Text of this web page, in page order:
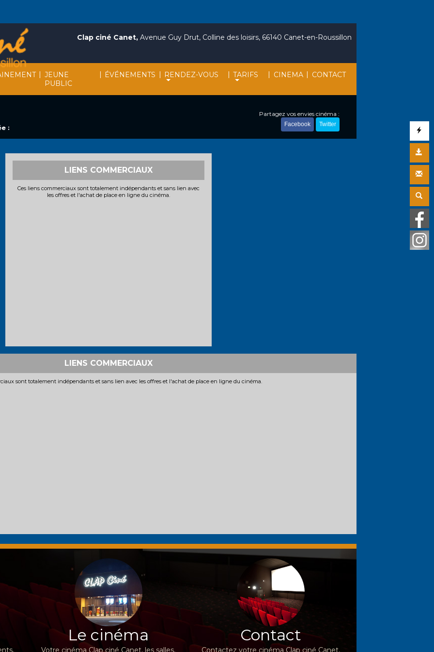
| JEUNE
PUBLIC
| ÉVÉNEMENTS | RENDEZ-VOUS | TARIFS | CINEMA | CONTACT
Clap ciné Canet, Avenue Guy Drut, Colline des loisirs, 66140 Canet-en-Roussillon
:
Partagez vos envies cinéma :
Facebook Twitter
LIENS COMMERCIAUX
Ces liens commerciaux sont totalement indépendants et sans lien avec
les offres et l'achat de place en ligne du cinéma.
LIENS COMMERCIAUX
sont totalement indépendants et sans lien avec les offres et l'achat de place en ligne du cinéma.
Le cinéma
Votre cinéma Clap ciné Canet, les salles,
Contact
Contactez votre cinéma Clap ciné Canet,